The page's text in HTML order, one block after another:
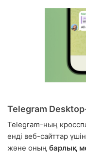
Telegram
Telegram-ның
енді веб-сайттар
және оның барлық